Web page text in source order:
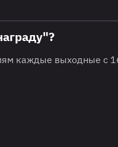
каждые выходные с